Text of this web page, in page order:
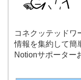
コネクッテッドワ
情報を集約して簡
Notionサポーター